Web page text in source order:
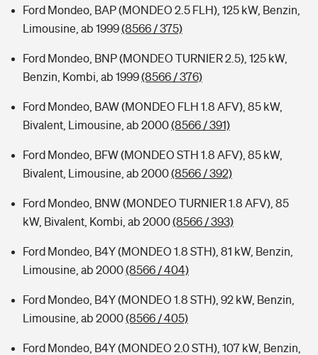
Ford Mondeo, BAP (MONDEO 2.5 FLH), 125 kW, Benzin,
Limousine, ab 1999(8566 / 375)
Ford Mondeo, BNP (MONDEO TURNIER 2.5), 125 kW,
Benzin, Kombi, ab 1999(8566 / 376)
Ford Mondeo, BAW (MONDEO FLH 1.8 AFV), 85 kW,
Bivalent, Limousine, ab 2000(8566 / 391)
Ford Mondeo, BFW (MONDEO STH 1.8 AFV), 85 kW,
Bivalent, Limousine, ab 2000(8566 / 392)
Ford Mondeo, BNW (MONDEO TURNIER 1.8 AFV), 85
kW, Bivalent, Kombi, ab 2000(8566 / 393)
Ford Mondeo, B4Y (MONDEO 1.8 STH), 81 kW, Benzin,
Limousine, ab 2000(8566 / 404)
Ford Mondeo, B4Y (MONDEO 1.8 STH), 92 kW, Benzin,
Limousine, ab 2000(8566 / 405)
Ford Mondeo, B4Y (MONDEO 2.0 STH), 107 kW, Benzin,